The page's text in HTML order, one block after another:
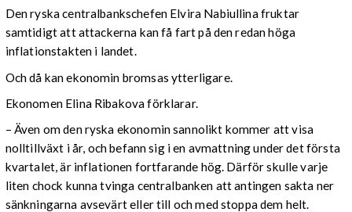
Den ryska centralbankschefen Elvira Nabiullina fruktar
samtidigt att attackerna kan få fart på den redan höga
inflationstakten i landet.
Och då kan ekonomin bromsas ytterligare.
Ekonomen Elina Ribakova förklarar.
– Även om den ryska ekonomin sannolikt kommer att visa
nolltillväxt i år, och befann sig i en avmattning under det första
kvartalet, är inflationen fortfarande hög. Därför skulle varje
liten chock kunna tvinga centralbanken att antingen sakta ner
sänkningarna avsevärt eller till och med stoppa dem helt.